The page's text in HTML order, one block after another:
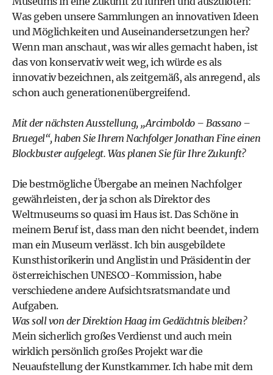
Was geben unsere Sammlungen an innovativen Ideen
und Möglichkeiten und Auseinandersetzungen her?
Wenn man anschaut, was wir alles gemacht haben, ist
das von konservativ weit weg, ich würde es als
innovativ bezeichnen, als zeitgemäß, als anregend, als
schon auch generationenübergreifend.
Mit der nächsten Ausstellung, „Arcimboldo – Bassano –
Bruegel“, haben Sie Ihrem Nachfolger Jonathan Fine einen
Blockbuster aufgelegt. Was planen Sie für Ihre Zukunft?
Die bestmögliche Übergabe an meinen Nachfolger
gewährleisten, der ja schon als Direktor des
Weltmuseums so quasi im Haus ist. Das Schöne in
meinem Beruf ist, dass man den nicht beendet, indem
man ein Museum verlässt. Ich bin ausgebildete
Kunsthistorikerin und Anglistin und Präsidentin der
österreichischen UNESCO-Kommission, habe
verschiedene andere Aufsichtsratsmandate und
Aufgaben.
Was soll von der Direktion Haag im Gedächtnis bleiben?
Mein sicherlich großes Verdienst und auch mein
wirklich persönlich großes Projekt war die
Neuaufstellung der Kunstkammer. Ich habe mit dem